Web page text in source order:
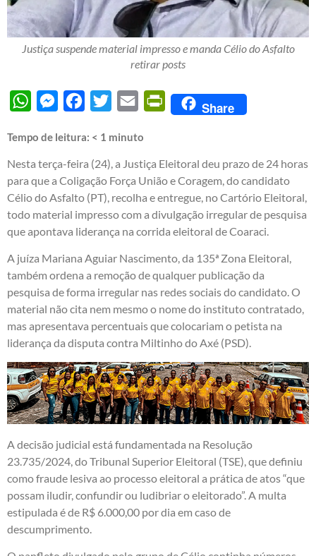
Justiça suspende material impresso e manda Célio do Asfalto
retirar posts
WhatsAppMessengerFacebook
Twitter Email PrintFriendly
Share
Tempo de leitura: < 1 minuto
Nesta terça-feira (24), a Justiça Eleitoral deu prazo de 24 horas
para que a Coligação Força União e Coragem, do candidato
Célio do Asfalto (PT), recolha e entregue, no Cartório Eleitoral,
todo material impresso com a divulgação irregular de pesquisa
que apontava liderança na corrida eleitoral de Coaraci.
A juíza Mariana Aguiar Nascimento, da 135ª Zona Eleitoral,
também ordena a remoção de qualquer publicação da
pesquisa de forma irregular nas redes sociais do candidato. O
material não cita nem mesmo o nome do instituto contratado,
mas apresentava percentuais que colocariam o petista na
liderança da disputa contra Miltinho do Axé (PSD).
A decisão judicial está fundamentada na Resolução
23.735/2024, do Tribunal Superior Eleitoral (TSE), que definiu
como fraude lesiva ao processo eleitoral a prática de atos “que
possam iludir, confundir ou ludibriar o eleitorado”. A multa
estipulada é de R$ 6.000,00 por dia em caso de
descumprimento.